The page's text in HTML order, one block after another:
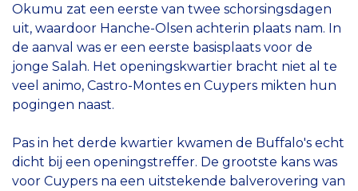
Okumu zat een eerste van twee schorsingsdagen
uit, waardoor Hanche-Olsen achterin plaats nam. In
de aanval was er een eerste basisplaats voor de
jonge Salah. Het openingskwartier bracht niet al te
veel animo, Castro-Montes en Cuypers mikten hun
pogingen naast.
Pas in het derde kwartier kwamen de Buffalo's echt
dicht bij een openingstreffer. De grootste kans was
voor Cuypers na een uitstekende balverovering van